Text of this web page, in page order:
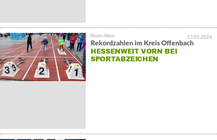
13.05.2026
Rekordzahlen im Kreis Offenbach
HESSENWEIT VORN BEI
SPORTABZEICHEN